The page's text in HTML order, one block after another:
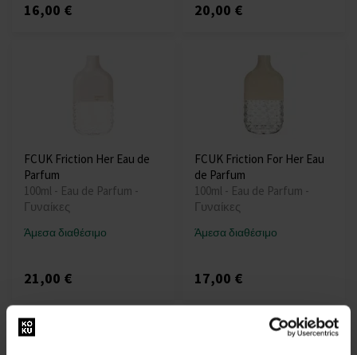
16,00 € 20,00 €
FCUK Friction Her Eau de
Parfum
100ml - Eau de Parfum -
Γυναίκες
Άμεσα διαθέσιμο
21,00 €
FCUK Friction For Her Eau
de Parfum
100ml - Eau de Parfum -
Γυναίκες
Άμεσα διαθέσιμο
17,00 €